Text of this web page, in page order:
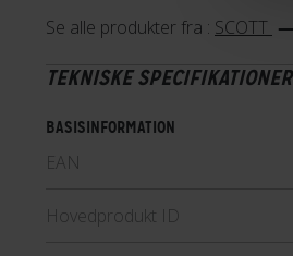
Se alle produkter fra : SCOTT
TEKNISKE SPECIFIKATIONER
BASISINFORMATION
EAN
Hovedprodukt ID